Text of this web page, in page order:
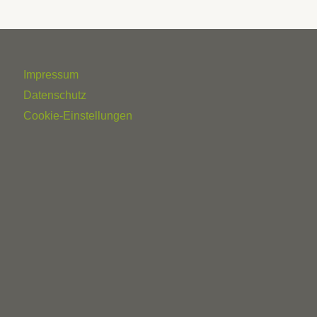
Impressum
Datenschutz
Cookie-Einstellungen